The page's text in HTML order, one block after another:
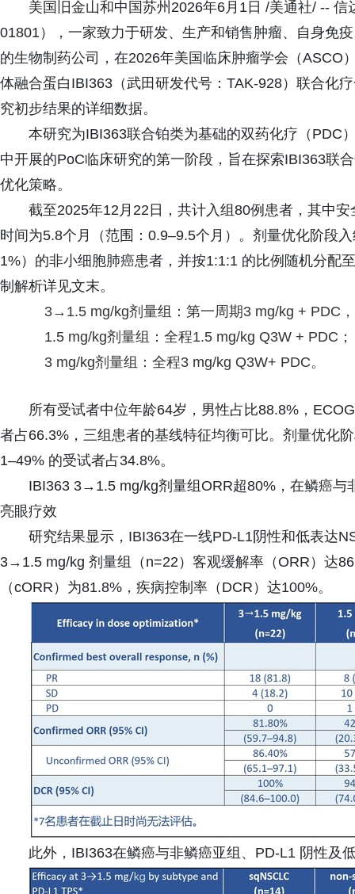
美国旧金山和中国苏州2026年6月1日 /美通社/ --
01801），一家致力于研发、生产和销售肿瘤、自身免
的生物制药公司，在2026年美国临床肿瘤学会（ASCO
体融合蛋白IBI363（武田研发代号：TAK-928）联合化
究初步结果的详细数据。
本研究为IBI363联合铂类为基础的双药化疗（PDC
中开展的PoC临床研究的第一阶段，旨在探索IBI363联
优化策略。
截至2025年12月22日，共计入组80例患者，其中
时间为5.8个月（范围：0.9–9.5个月）。剂量优化阶段
1%）的非小细胞肺癌患者，并按1:1:1 的比例随机分配
制解析详见文末。
3→1.5 mg/kg剂量组：第一周期3 mg/kg + PDC
1.5 mg/kg剂量组：全程1.5 mg/kg Q3W + PDC；
3 mg/kg剂量组：全程3 mg/kg Q3W+ PDC。
所有受试者中位年龄64岁，男性占比88.8%，
者占66.3%，三组患者的基线特征均衡可比。剂量优化
1–49% 的受试者占34.8%。
IBI363 3→1.5 mg/kg剂量组ORR超80%，在鳞癌与
亮眼疗效
研究结果显示，IBI363在一线PD-L1阴性和低表达
3→1.5 mg/kg 剂量组（n=22）客观缓解率（ORR）达
（cORR）为81.8%，疾病控制率（DCR）达100%。
此外，IBI363在鳞癌与非鳞癌亚组、PD-L1 阴性及